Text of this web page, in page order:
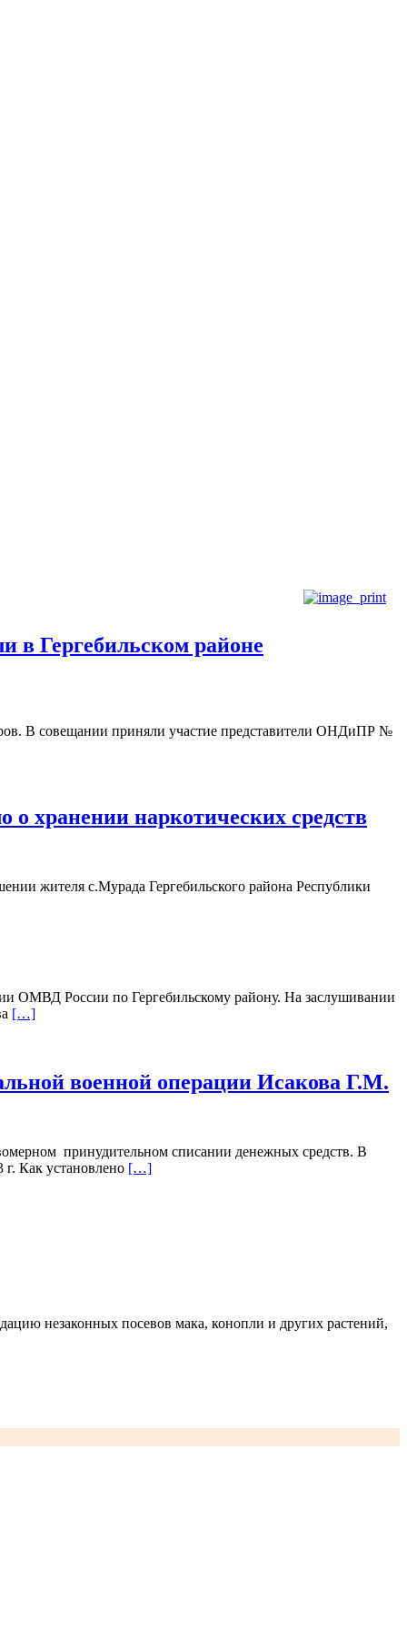
в Гергебильском районе
В совещании приняли участие представители ОНДиПР №
о хранении наркотических средств
жителя с.Мурада Гергебильского района Республики
ОМВД России по Гергебильскому району. На заслушивании
[…]
военной операции Исакова Г.М.
принудительном списании денежных средств. В
Как установлено […]
незаконных посевов мака, конопли и других растений,